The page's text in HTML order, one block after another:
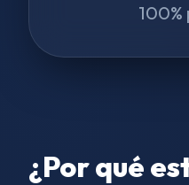
¿Por qué